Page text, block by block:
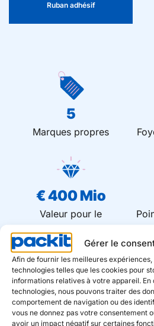
Gérer le
Afin de fournir les meilleures expériences,
technologies telles que les cookies pour
informations relatives à votre appareil. En
technologies, nous pouvons traiter des
comportement de navigation ou des
vous ne donnez pas votre consentement
avoir un impact négatif sur certaines
Ruban adhésif
Marques propres
5
Valeur pour le
consommateur
€ 400 Mio
À la recherche d'un
Nous nous